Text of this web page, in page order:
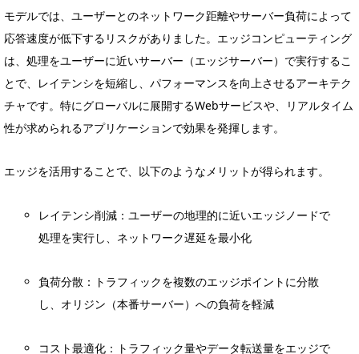
モデルでは、ユーザーとのネットワーク距離やサーバー負荷によって
応答速度が低下するリスクがありました。エッジコンピューティング
は、処理をユーザーに近いサーバー（エッジサーバー）で実行するこ
とで、レイテンシを短縮し、パフォーマンスを向上させるアーキテク
チャです。特にグローバルに展開するWebサービスや、リアルタイム
性が求められるアプリケーションで効果を発揮します。
エッジを活用することで、以下のようなメリットが得られます。
レイテンシ削減：ユーザーの地理的に近いエッジノードで
処理を実行し、ネットワーク遅延を最小化
負荷分散：トラフィックを複数のエッジポイントに分散
し、オリジン（本番サーバー）への負荷を軽減
コスト最適化：トラフィック量やデータ転送量をエッジで